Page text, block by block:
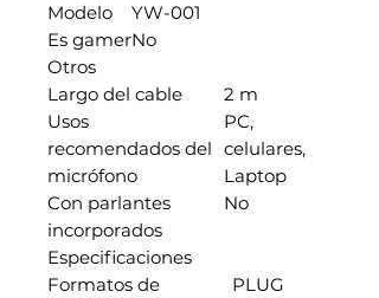
Modelo
YW-001
Es gamerNo
Otros
Largo del cable
2 m
Usos
recomendados del
micrófono
PC,
celulares,
Laptop
Con parlantes
incorporados
No
Especificaciones
Formatos de
PLUG